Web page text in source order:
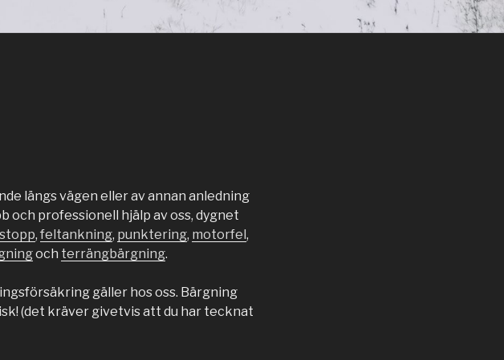
längs vägen eller av annan anledning
och professionell hjälp av oss, dygnet
, feltankning, punktering, motorfel,
och terrängbärgning.
gäller hos oss. Bärgning
(det kräver givetvis att du har tecknat